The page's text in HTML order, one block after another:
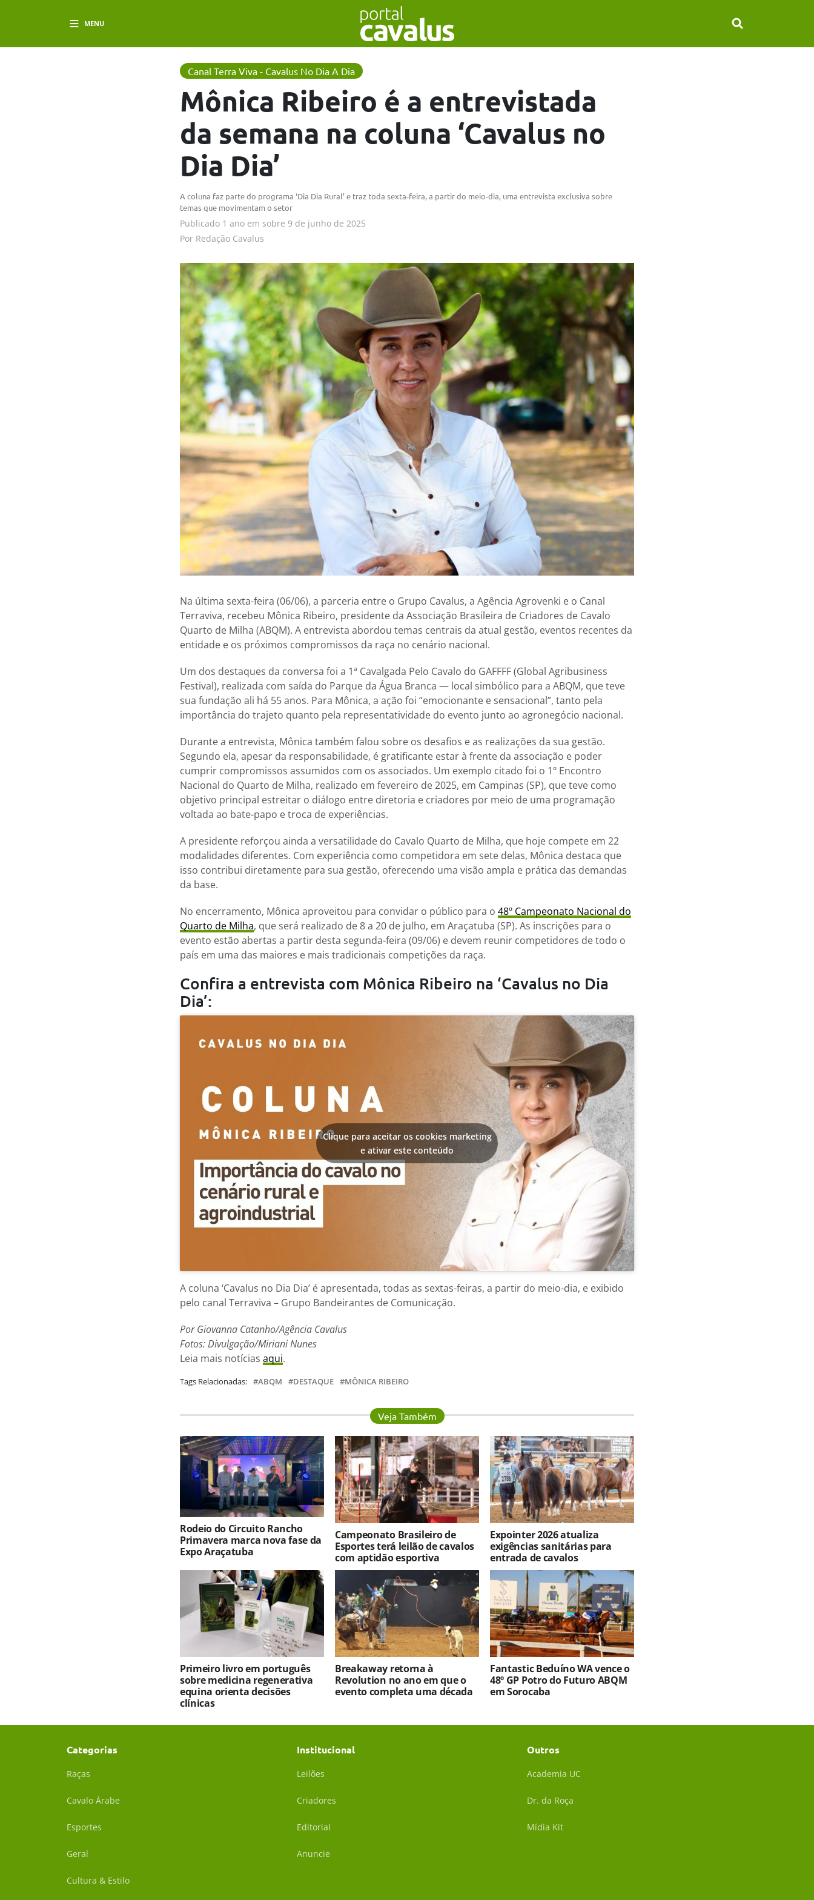
MENU
Canal Terra Viva - Cavalus No Dia A Dia
Mônica Ribeiro é a entrevistada
da semana na coluna ‘Cavalus no
Dia Dia’
A coluna faz parte do programa ‘Dia Dia Rural’ e traz toda sexta-feira, a partir do meio-dia, uma entrevista exclusiva sobre
temas que movimentam o setor
Publicado 1 ano em sobre 9 de junho de 2025
Por Redação Cavalus
Na última sexta-feira (06/06), a parceria entre o Grupo Cavalus, a Agência Agrovenki e o Canal
Terraviva, recebeu Mônica Ribeiro, presidente da Associação Brasileira de Criadores de Cavalo
Quarto de Milha (ABQM). A entrevista abordou temas centrais da atual gestão, eventos recentes da
entidade e os próximos compromissos da raça no cenário nacional.
Um dos destaques da conversa foi a 1ª Cavalgada Pelo Cavalo do GAFFFF (Global Agribusiness
Festival), realizada com saída do Parque da Água Branca — local simbólico para a ABQM, que teve
sua fundação ali há 55 anos. Para Mônica, a ação foi “emocionante e sensacional”, tanto pela
importância do trajeto quanto pela representatividade do evento junto ao agronegócio nacional.
Durante a entrevista, Mônica também falou sobre os desafios e as realizações da sua gestão.
Segundo ela, apesar da responsabilidade, é gratificante estar à frente da associação e poder
cumprir compromissos assumidos com os associados. Um exemplo citado foi o 1º Encontro
Nacional do Quarto de Milha, realizado em fevereiro de 2025, em Campinas (SP), que teve como
objetivo principal estreitar o diálogo entre diretoria e criadores por meio de uma programação
voltada ao bate-papo e troca de experiências.
A presidente reforçou ainda a versatilidade do Cavalo Quarto de Milha, que hoje compete em 22
modalidades diferentes. Com experiência como competidora em sete delas, Mônica destaca que
isso contribui diretamente para sua gestão, oferecendo uma visão ampla e prática das demandas
da base.
No encerramento, Mônica aproveitou para convidar o público para o 48º Campeonato Nacional do
Quarto de Milha, que será realizado de 8 a 20 de julho, em Araçatuba (SP). As inscrições para o
evento estão abertas a partir desta segunda-feira (09/06) e devem reunir competidores de todo o
país em uma das maiores e mais tradicionais competições da raça.
Confira a entrevista com Mônica Ribeiro na ‘Cavalus no Dia
Dia’:
Clique para aceitar os cookies marketing
e ativar este conteúdo
A coluna ‘Cavalus no Dia Dia’ é apresentada, todas as sextas-feiras, a partir do meio-dia, e exibido
pelo canal Terraviva – Grupo Bandeirantes de Comunicação.
Por Giovanna Catanho/Agência Cavalus
Fotos: Divulgação/Miriani Nunes
Leia mais notícias aqui.
Tags Relacionadas: ABQM DESTAQUE MÔNICA RIBEIRO
Veja Também
Rodeio do Circuito Rancho
Primavera marca nova fase da
Expo Araçatuba
Campeonato Brasileiro de
Esportes terá leilão de cavalos
com aptidão esportiva
Expointer 2026 atualiza
exigências sanitárias para
entrada de cavalos
Primeiro livro em português
sobre medicina regenerativa
equina orienta decisões
clínicas
Breakaway retorna à
Revolution no ano em que o
evento completa uma década
Fantastic Beduíno WA vence o
48º GP Potro do Futuro ABQM
em Sorocaba
Categorias
Raças
Cavalo Árabe
Esportes
Geral
Cultura & Estilo
Institucional
Leilões
Criadores
Editorial
Anuncie
Outros
Academia UC
Dr. da Roça
Mídia Kit